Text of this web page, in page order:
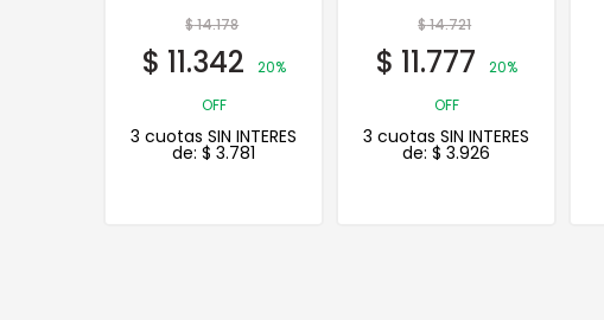
$14.721
$ 11.777
20%
OFF
3 cuotas SIN INTERES
de: $3.926